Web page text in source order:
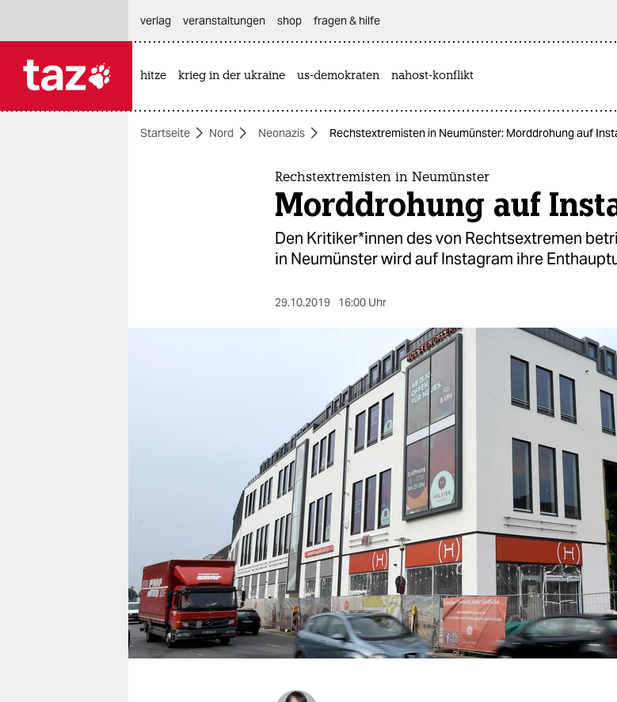
themen
veranstaltungen
fragen & hilfe
unterstützen
abo
verlag
veranstaltungen shop fragen & hilfe
hitze krieg in der ukraine us-demokraten nahost-konflikt
Startseite Nord Neonazis Rechstextremisten in Neumünster: Morddrohung auf
Rechstextremisten in Neumünster
Morddrohung auf
Den Kritiker*innen des von Rechtsextremen
in Neumünster wird auf Instagram ihre
29.10.2019 16:00 Uhr